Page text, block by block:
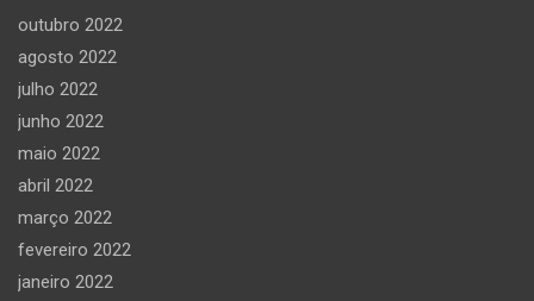
outubro 2022
agosto 2022
julho 2022
junho 2022
maio 2022
abril 2022
março 2022
fevereiro 2022
janeiro 2022